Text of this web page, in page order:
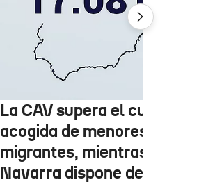
La CAV supera el cupo de
acogida de menores
migrantes, mientras
Navarra dispone de